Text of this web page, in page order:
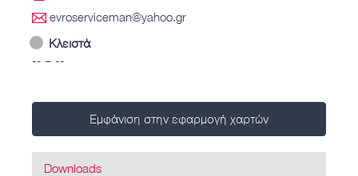
evroserviceman@yahoo.gr
Κλειστά
-- – --
Εμφάνιση στην εφαρμογή χαρτών
Downloads